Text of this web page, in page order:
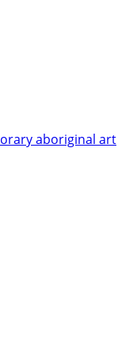
aboriginal art